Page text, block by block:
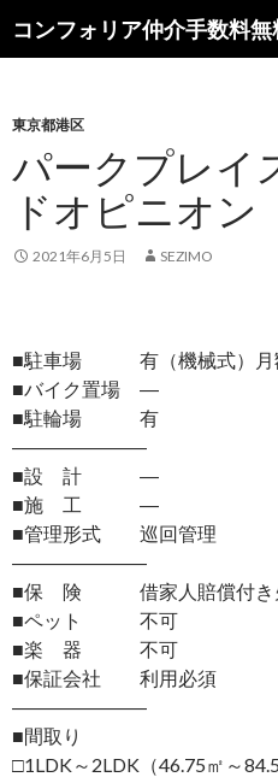
コンフォリア仲介手数料無
索
ン
へ
ス
キ
ッ
東京都港区
パークプレイ
ドオピニオン
2021年6月5日 SEZIMO
■駐車場 有（機械式）月
■バイク置場 ―
■駐輪場 有
―――――――
■設 計 ―
■施 工 ―
■管理形式 巡回管理
―――――――
■保 険 借家人賠償付き火
■ペット 不可
■楽 器 不可
■保証会社 利用必須
―――――――
■間取り
□1LDK～2LDK（46.75㎡～